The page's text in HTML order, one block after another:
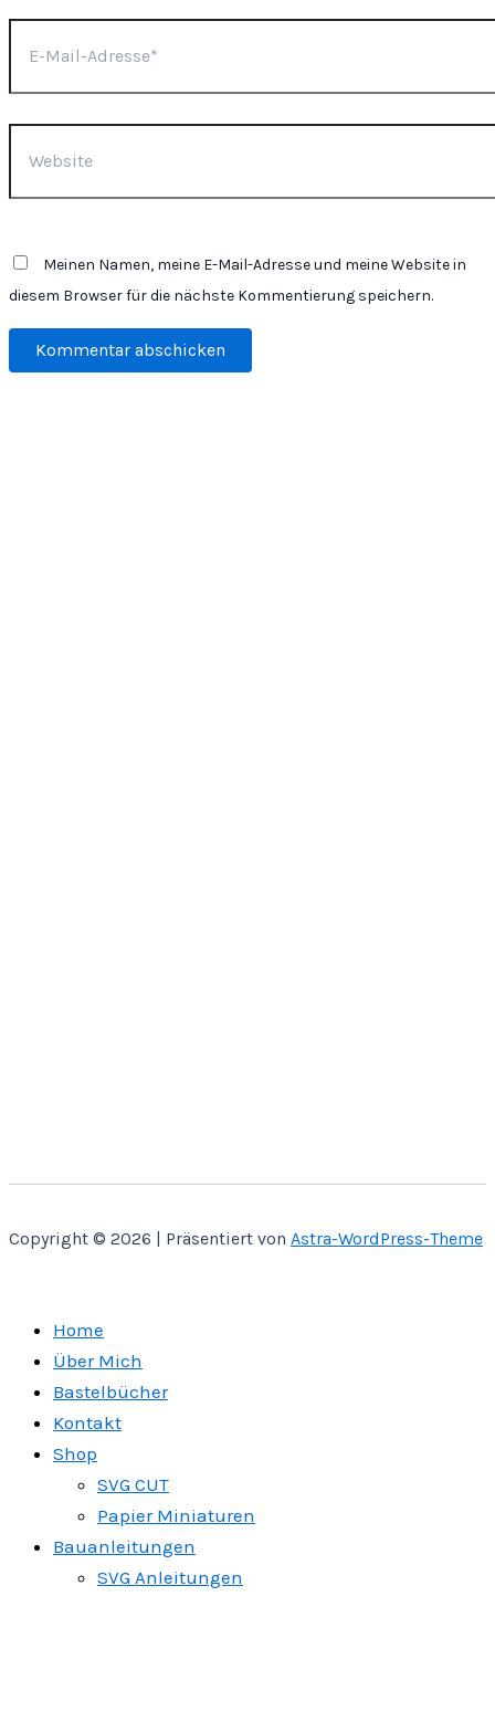
Mail-
Meinen Namen, meine E-Mail-Adresse und meine Website in
diesem Browser für die nächste Kommentierung speichern.
Copyright © 2026 | Präsentiert von Astra-WordPress-Theme
Home
Über Mich
Bastelbücher
Kontakt
Shop
SVG CUT
Papier Miniaturen
Bauanleitungen
SVG Anleitungen